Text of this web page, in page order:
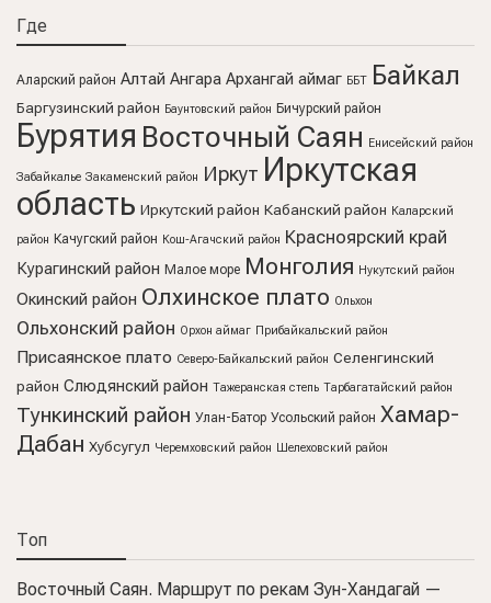
Где
Аларский район Алтай Ангара Архангай аймаг ББТ Байкал
Баргузинский район Баунтовский район Бичурский район
Бурятия Восточный Саян Енисейский район
Забайкалье Закаменский район Иркут Иркутская
область Иркутский район Кабанский район Каларский
район Качугский район Кош-Агачский район Красноярский край
Курагинский район Малое море Монголия Нукутский район
Окинский район Олхинское плато Ольхон
Ольхонский район Орхон аймаг Прибайкальский район
Присаянское плато Северо-Байкальский район Селенгинский
район Слюдянский район Тажеранская степь Тарбагатайский район
Тункинский район Улан-Батор Усольский район Хамар-
Дабан Хубсугул Черемховский район Шелеховский район
Топ
Восточный Саян. Маршрут по рекам Зун-Хандагай —